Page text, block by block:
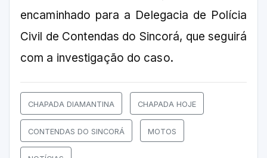
encaminhado para a Delegacia de Polícia
Civil de Contendas do Sincorá, que seguirá
com a investigação do caso.
CHAPADA DIAMANTINA CHAPADA HOJE
CONTENDAS DO SINCORÁ MOTOS